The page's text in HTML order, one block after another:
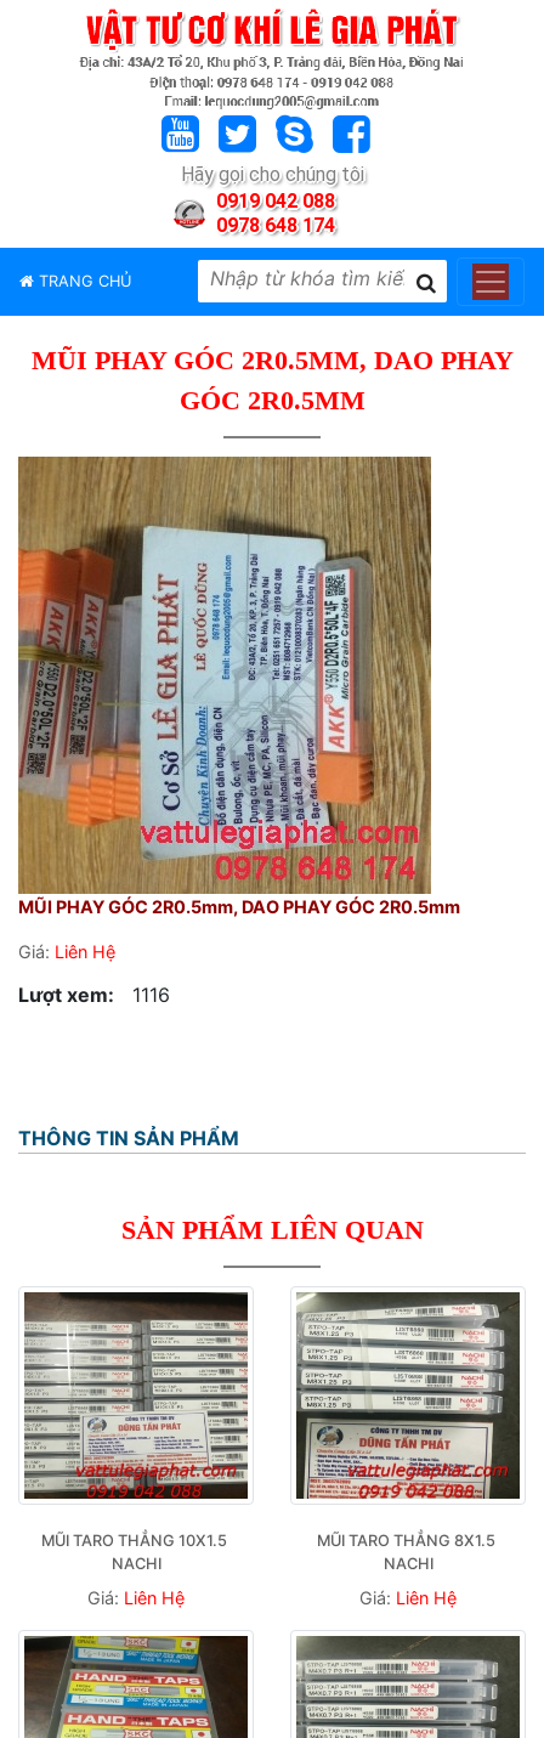
Hãy gọi cho chúng tôi
0919 042 088
0978 648 174
TRANG CHỦ
PHẨM
HIỆU
TINMŨI PHAY GÓC 2R0.5MM, DAO PHAY
GÓC 2R0.5MM
MŨI PHAY GÓC 2R0.5mm, DAO PHAY GÓC 2R0.5mm
Giá: Liên Hệ
Lượt xem: 1116
THÔNG TIN SẢN PHẨM
SẢN PHẨM LIÊN QUAN
MŨI TARO THẲNG 10X1.5
NACHI
Giá: Liên Hệ
MŨI TARO THẲNG 8X1.5
NACHI
Giá: Liên Hệ